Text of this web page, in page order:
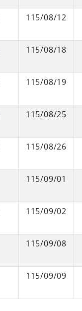
115/08/12
115/08/18
115/08/19
115/08/25
115/08/26
115/09/01
115/09/02
115/09/08
115/09/09